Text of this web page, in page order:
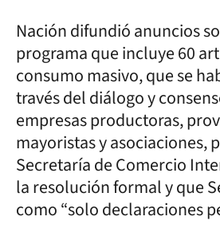
Nación difundió anuncios
programa que incluye 60
consumo masivo, que se
través del diálogo y
empresas productoras,
mayoristas y asociaciones,
Secretaría de Comercio
la resolución formal y que
como “solo declaraciones